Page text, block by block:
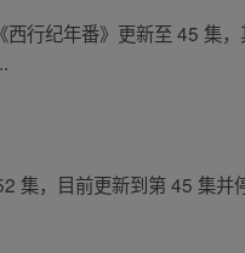
行纪年番》更新至 45 集
集，目前更新到第 45 集并